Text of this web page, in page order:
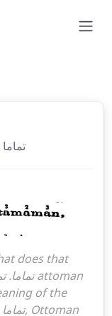
English-Ottoman Turkish language تماما